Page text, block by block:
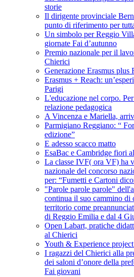
storie
Il dirigente provinciale
punto di riferimento per
Un simbolo per Reggio
giornate Fai d’autunno
Premio nazionale per il
Chierici
Generazione Erasmus plus
Erasmus + Reach:
Parigi
L'educazione nel corpo.
relazione pedagogica
A Vincenza e Mariella,
Parmigiano Reggiano: “
edizione”
E adesso scacco matto
EsaBac e Cambridge fiori
La classe IVF( ora VF) ha
nazionale del concorso
per: “Fumetti e Cartoni
"Parole parole parole"
continua il suo cammino di
territorio come
di Reggio Emilia e dal 4
Open Labart, pratiche
al Chierici
Youth & Experience
I ragazzi del Chierici alla
dei saloni d’onore della
Fai giovani